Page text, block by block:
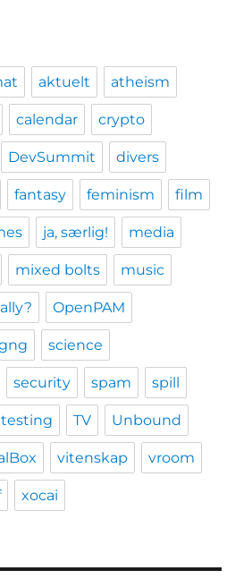
aktuelt atheism
calendar crypto
DevSummit divers
fantasy feminism film
ja, særlig! media
mixed bolts music
OpenPAM
science
security spam spill
testing TV Unbound
vitenskap vroom
xocai